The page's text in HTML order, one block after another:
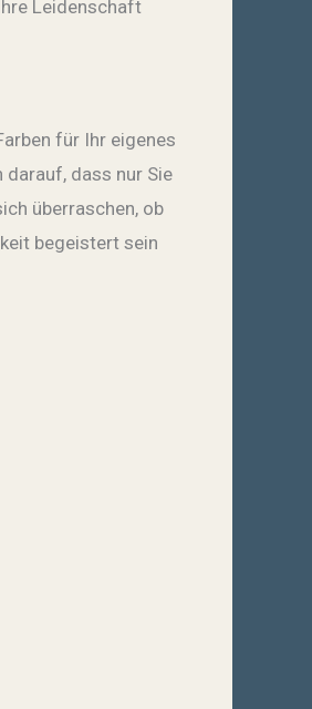
Leidenschaft
für Ihr eigenes
darauf, dass nur Sie
überraschen, ob
begeistert sein